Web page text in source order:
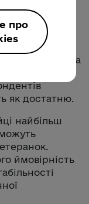
і
потреби та
серед
як достатню.
найбільш
ймовірність
про